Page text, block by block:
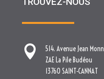

 contact[at]nova-